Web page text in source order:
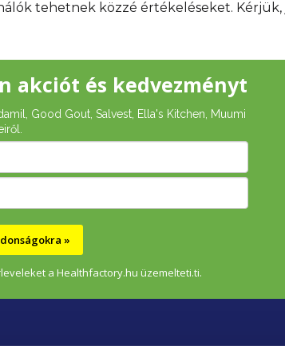
tehetnek közzé értékeléseket. Kérjük,
akciót és kedvezményt
Good Gout, Salvest, Ella's Kitchen, Muumi
»
a Healthfactory.hu üzemelteti.ti.